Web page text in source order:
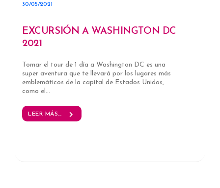
30/05/2021
EXCURSIÓN A WASHINGTON DC
2021
Tomar el tour de 1 día a Washington DC es una
super aventura que te llevará por los lugares más
emblemáticos de la capital de Estados Unidos,
como el...
LEER MÁS...